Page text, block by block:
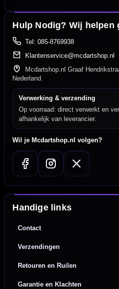
Hulp Nodig? Wij helpen
Tel: 085-8769938
Klantenservice@mcdartshop.nl
Mcdartshop.nl Graaf
Nederland.
Verwerking & verzending
Op voorraad: direct verwerkt en
afhankelijk van leverancier.
Wil je Mcdartshop.nl volgen?
Handige links
Contact
Verzendingen
Retouren en Ruilen
Garantie en Klachten